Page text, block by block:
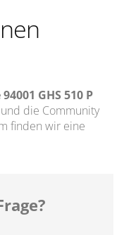
GHS 510 P
die Community
finden wir eine